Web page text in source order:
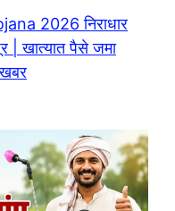
2026 निराधार
| खात्यात पैसे जमा